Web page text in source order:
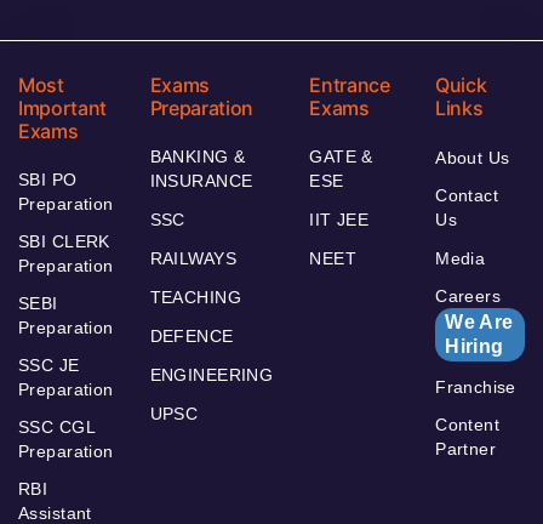
Most
Important
Exams
SBI PO
Preparation
SBI CLERK
Preparation
SEBI
Preparation
SSC JE
Preparation
SSC CGL
Preparation
RBI
Assistant
Exams
Preparation
BANKING &
INSURANCE
SSC
RAILWAYS
TEACHING
DEFENCE
ENGINEERING
UPSC
Entrance
Exams
GATE &
ESE
IIT JEE
NEET
Quick
Links
About Us
Contact
Us
Media
Careers
We Are
Hiring
Franchise
Content
Partner